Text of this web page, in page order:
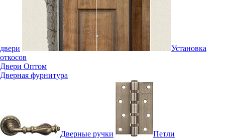
двери
Установка
откосов
Двери Оптом
Дверная фурнитура
Дверные ручки Петли